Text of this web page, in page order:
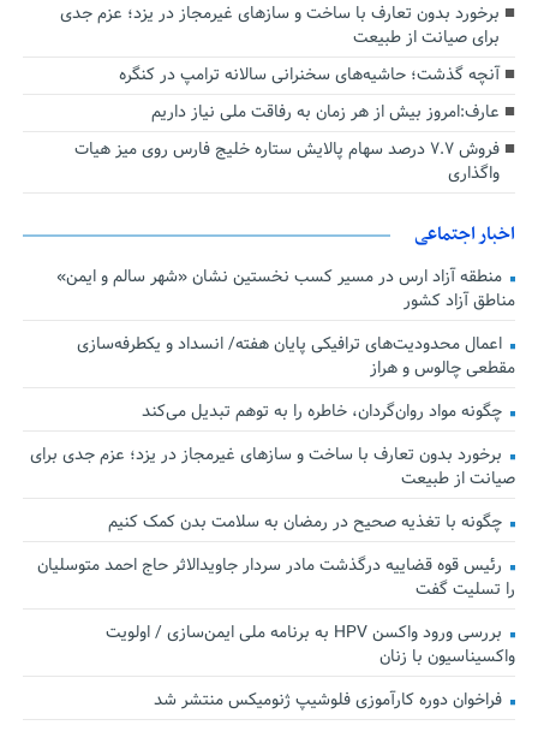
برخورد بدون تعارف با ساخت‌ و سازهای غیرمجاز در یزد؛ عزم جدی
برای صیانت از طبیعت
آنچه گذشت؛ حاشیه‌های سخنرانی سالانه ترامپ در کنگره
عارف:امروز بیش از هر زمان به رفاقت ملی نیاز داریم
فروش ۷.۷ درصد سهام پالایش ستاره خلیج فارس روی میز هیات
واگذاری
اخبار اجتماعی
منطقه آزاد ارس در مسیر کسب نخستین نشان «شهر سالم و ایمن»
مناطق آزاد کشور
اعمال محدودیت‌های ترافیکی پایان هفته/ انسداد و یکطرفه‌سازی
مقطعی چالوس و هراز
چگونه مواد روان‌گردان، خاطره را به توهم تبدیل می‌کند
برخورد بدون تعارف با ساخت‌ و سازهای غیرمجاز در یزد؛ عزم جدی برای
صیانت از طبیعت
چگونه با تغذیه صحیح در رمضان به سلامت بدن کمک کنیم
رئیس قوه قضاییه درگذشت مادر سردار جاویدالاثر حاج احمد متوسلیان
را تسلیت گفت
بررسی ورود واکسن HPV به برنامه ملی ایمن‌سازی / اولویت
واکسیناسیون با زنان
فراخوان دوره کارآموزی فلوشیپ ژنومیکس منتشر شد